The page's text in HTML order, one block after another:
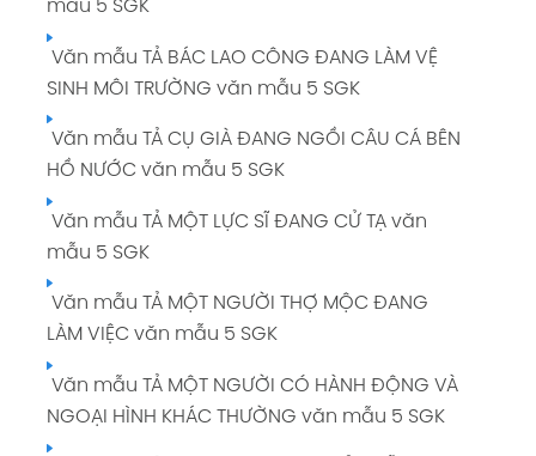
mẫu 5 SGK
Văn mẫu TẢ BÁC LAO CÔNG ĐANG LÀM VỆ
SINH MÔI TRƯỜNG văn mẫu 5 SGK
Văn mẫu TẢ CỤ GIÀ ĐANG NGỒI CÂU CÁ BÊN
HỒ NƯỚC văn mẫu 5 SGK
Văn mẫu TẢ MỘT LỰC SĨ ĐANG CỬ TẠ văn
mẫu 5 SGK
Văn mẫu TẢ MỘT NGƯỜI THỢ MỘC ĐANG
LÀM VIỆC văn mẫu 5 SGK
Văn mẫu TẢ MỘT NGƯỜI CÓ HÀNH ĐỘNG VÀ
NGOẠI HÌNH KHÁC THƯỜNG văn mẫu 5 SGK